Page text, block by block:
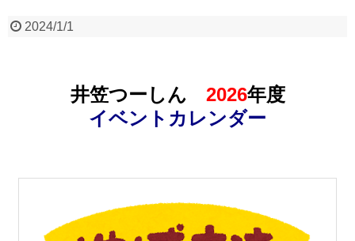
2024/1/1
井笠つーしん 2026年度
イベントカレンダー